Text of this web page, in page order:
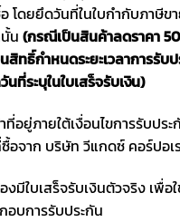
โดยยึดวันที่ในใบกำกับภาษีข
น (กรณีเป็นสินค้าลดราคา
สิทธิ์กำหนดระยะเวลาการรับ
ที่ระบุในใบเสร็จรับเงิน)
ที่อยู่ภายใต้เงื่อนไขการรับประ
อจาก บริษัท วีแกดซ์ คอร์ปอเ
งมีใบเสร็จรับเงินตัวจริง เพื่อ
อบการรับประกัน